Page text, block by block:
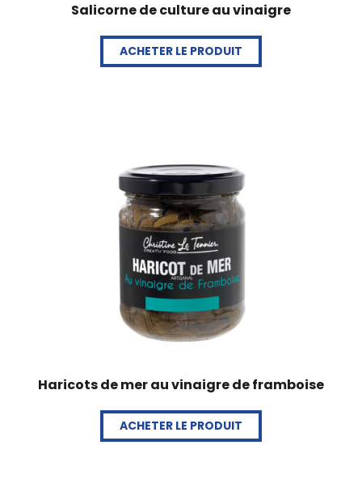
Salicorne de culture au vinaigre
ACHETER LE PRODUIT
Haricots de mer au vinaigre de framboise
ACHETER LE PRODUIT